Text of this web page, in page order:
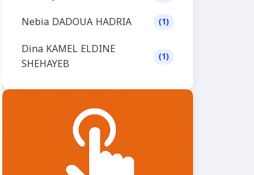
Nebia DADOUA HADRIA (1)
Dina KAMEL ELDINE
SHEHAYEB
(1)